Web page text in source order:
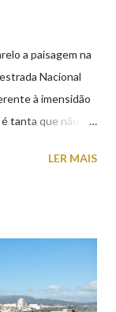
a paisagem na
Nacional
à imensidão
tanta que não
LER MAIS